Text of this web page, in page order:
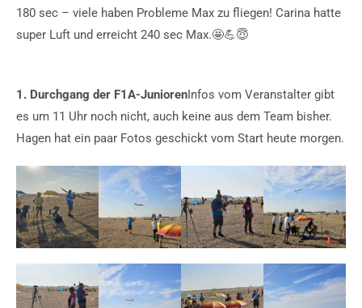
180 sec – viele haben Probleme Max zu fliegen! Carina hatte
super Luft und erreicht 240 sec Max.🤩💪😇
1. Durchgang der F1A-Junioren Infos vom Veranstalter gibt
es um 11 Uhr noch nicht, auch keine aus dem Team bisher.
Hagen hat ein paar Fotos geschickt vom Start heute morgen.